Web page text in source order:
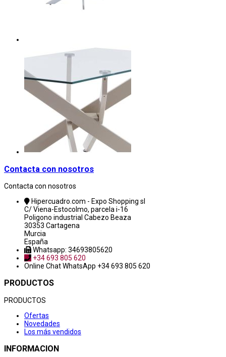
Contacta con nosotros
Contacta con nosotros
Hipercuadro.com - Expo Shopping sl
C/ Viena-Estocolmo, parcela i-16
Poligono industrial Cabezo Beaza
30353 Cartagena
Murcia
España
Whatsapp: 34693805620
+34 693 805 620
Online ChatWhatsApp +34 693 805 620
PRODUCTOS
PRODUCTOS
Ofertas
Novedades
Los más vendidos
INFORMACION